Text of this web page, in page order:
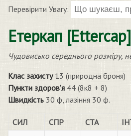
Перевірити Увагу:
Етеркап [Ettercap]
Чудовисько середнього розміру,
Клас захисту13 (природна броня)
Пункти здоров’я 44 (8к8 + 8)
Швидкість 30 ф, лазіння 30 ф.
СИЛ СПР СТА